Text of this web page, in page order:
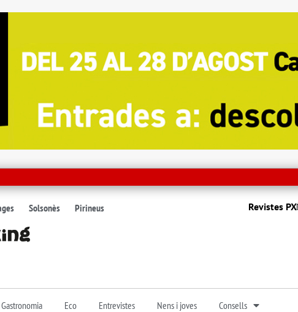
Solsonès Pirineus Revistes PX
Gastronomia Eco Entrevistes Nens i joves Consells